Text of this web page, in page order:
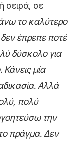
σειρά, σε
το καλύτερο
έπρεπε ποτέ
δύσκολο για
μία
Αλλά
πολύ
την
πράγμα. Δεν